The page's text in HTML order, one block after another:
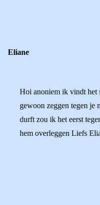
Eliane
Hoi anoniem ik vindt het
gewoon zeggen tegen je
durft zou ik het eerst
hem overleggen Liefs